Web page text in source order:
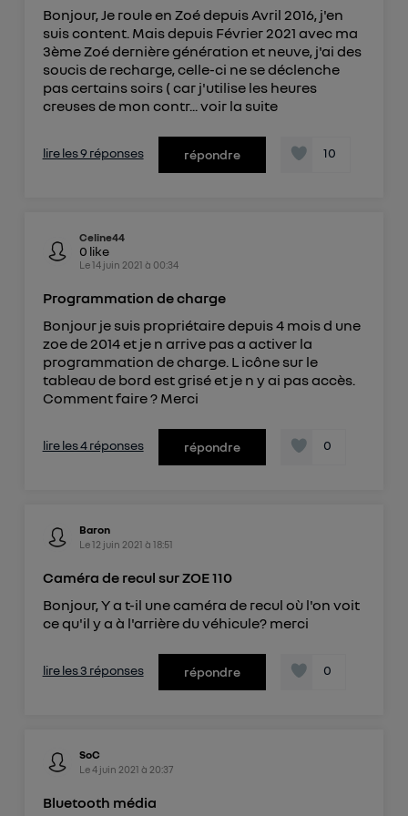
Bonjour, Je roule en Zoé depuis Avril 2016, j'en
suis content. Mais depuis Février 2021 avec ma
3ème Zoé dernière génération et neuve, j'ai des
soucis de recharge, celle-ci ne se déclenche
pas certains soirs ( car j'utilise les heures
creuses de mon contr... voir la suite
lire les 9 réponses répondre 10
Celine44
0 like
Le14 juin 2021 à 00:34
Programmation de charge
Bonjour je suis propriétaire depuis 4 mois d une
zoe de 2014 et je n arrive pas a activer la
programmation de charge. L icône sur le
tableau de bord est grisé et je n y ai pas accès.
Comment faire ? Merci
lire les 4 réponses répondre 0
Baron
Le12 juin 2021 à 18:51
Caméra de recul sur ZOE 110
Bonjour, Y a t-il une caméra de recul où l'on voit
ce qu'il y a à l'arrière du véhicule? merci
lire les 3 réponses répondre 0
SoC
Le4 juin 2021 à 20:37
Bluetooth média